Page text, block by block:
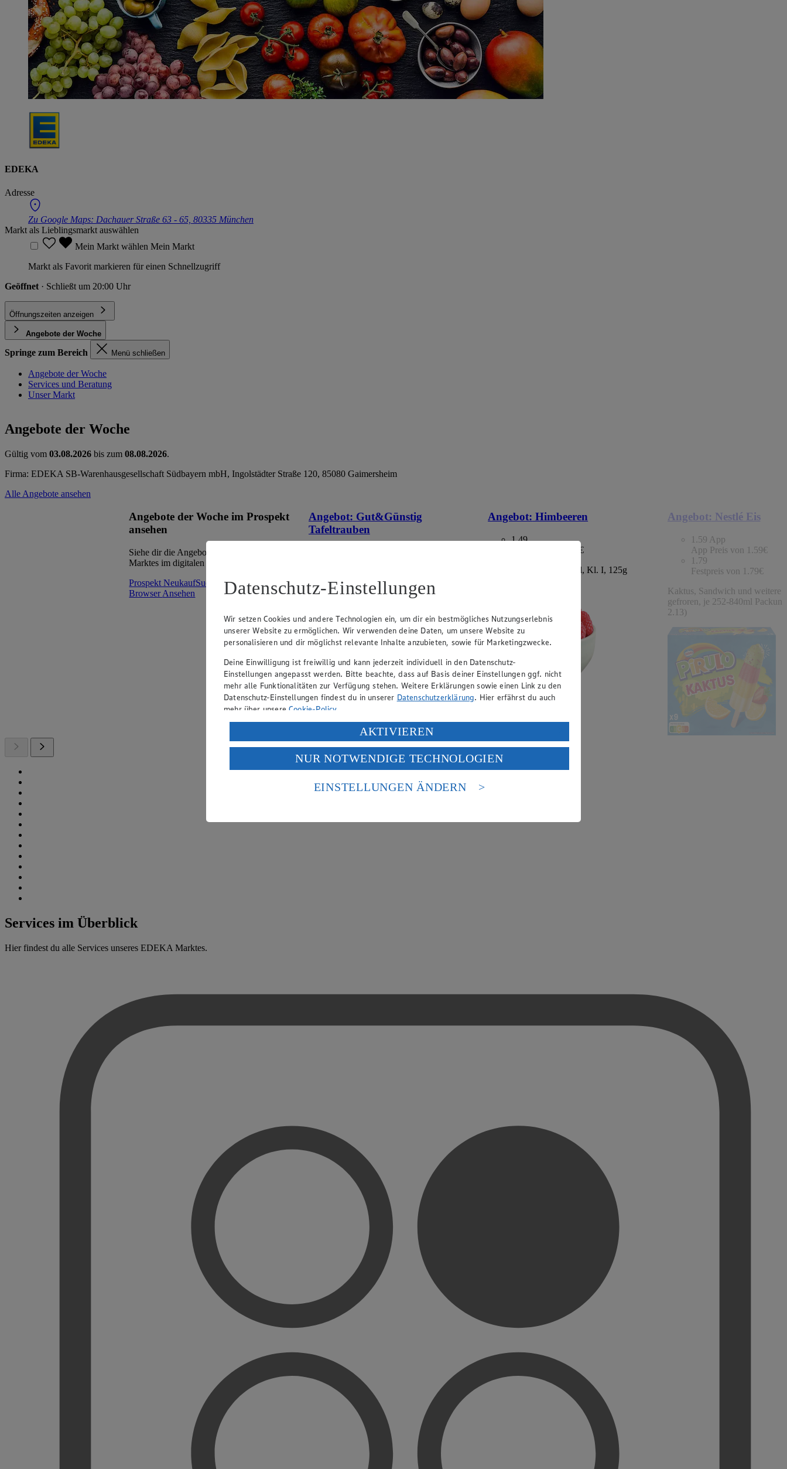
EDEKA
Adresse
Zu Google Maps: Dachauer Straße 63 - 65, 80335 München
Markt als Lieblingsmarkt auswählen
Mein Markt wählen Mein Markt
Markt als Favorit markieren für einen Schnellzugriff
Geöffnet · Schließt um 20:00 Uhr
Öffnungszeiten anzeigen
Angebote der Woche
Springe zum Bereich Menü schließen
Angebote der Woche
Services und Beratung
Unser Markt
Angebote der Woche
Gültig vom 03.08.2026 bis zum 08.08.2026.
Firma: EDEKA SB-Warenhausgesellschaft Südbayern mbH, Ingolstädter Straße 120, 85080 Gaimersheim
Alle Angebote ansehen
Angebote der Woche im Prospekt
ansehen
Siehe dir die Angebote der Woche deines
Marktes im digitalen Blätterkatalog an.
Prospekt NeukaufSued_oNF_mW im
BrowserAnsehen
Angebot: Gut&Günstig
Tafeltrauben
hell, kernlos, aus Italien/Spanien, Kl. I, 500g
Packung, (1kg=2.98)
Angebot: Himbeeren
1.49
Festpreis von 1.49€
aus Deutschland/Portugal, Kl. I, 125g
Angebot: Nestlé Eis
1.59 App
App Preis von 1.59€
1.79
Festpreis von 1.79€
Kaktus, Sandwich und weitere
gefroren, je 252-840ml
2.13)
Services im Überblick
Hier findest du alle Services unseres EDEKA Marktes.
Datenschutz-Einstellungen
Wir setzen Cookies und andere Technologien ein, um dir ein bestmögliches Nutzungserlebnis
unserer Website zu ermöglichen. Wir verwenden deine Daten, um unsere Website zu
personalisieren und dir möglichst relevante Inhalte anzubieten, sowie für Marketingzwecke.
Deine Einwilligung ist freiwillig und kann jederzeit individuell in den Datenschutz-
Einstellungen angepasst werden. Bitte beachte, dass auf Basis deiner Einstellungen ggf. nicht
mehr alle Funktionalitäten zur Verfügung stehen. Weitere Erklärungen sowie einen Link zu den
Datenschutz-Einstellungen findest du in unserer Datenschutzerklärung. Hier erfährst du auch
mehr über unsereCookie-Policy.
Verarbeitung deiner personenbezogenen Daten in den USA durch Facebook und YouTube:
Wenn du auf „Aktivieren“ klickst, willigst du im Sinne des Art. 49 Abs. 1 Satz 1 lit. a) DSGVO
ein, dass deine Daten in den USA verarbeitet werden. Der EuGH sieht die USA als Land mit
einem nach europäischen Standards nicht angemessenen Datenschutzniveau an. Es besteht das
Risiko eines Zugriffs durch US-amerikanische Behörden.
AKTIVIEREN
NUR NOTWENDIGE TECHNOLOGIEN
EINSTELLUNGEN ÄNDERN